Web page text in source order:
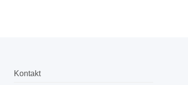
Kontakt